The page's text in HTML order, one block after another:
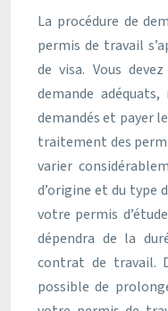
La procédure de
permis de travail
de visa. Vous
demande
demandés et payer
traitement des
varier
d’origine et du type
votre permis
dépendra de la
contrat de travail.
possible de